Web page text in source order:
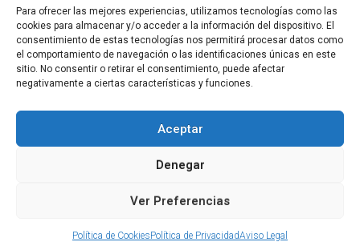
Para ofrecer las mejores experiencias, utilizamos tecnologías como las
cookies para almacenar y/o acceder a la información del dispositivo. El
consentimiento de estas tecnologías nos permitirá procesar datos como
el comportamiento de navegación o las identificaciones únicas en este
sitio. No consentir o retirar el consentimiento, puede afectar
negativamente a ciertas características y funciones.
Aceptar
Denegar
Ver Preferencias
Política de CookiesPolítica de PrivacidadAviso Legal
Ayuda
Contacto
Aviso Legal